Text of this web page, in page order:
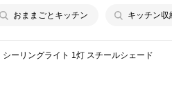
おままごとキッチン キッチン収
シーリングライト 1灯 スチールシェード